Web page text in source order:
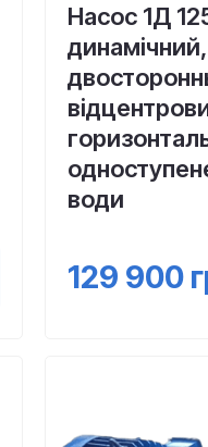
Насос 1Д
динамічний,
води
129 900